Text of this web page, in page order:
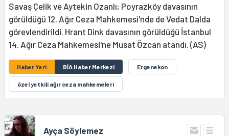
Savaş Çelik ve Aytekin Ozanlı; Poyrazköy davasının
görüldüğü 12. Ağır Ceza Mahkemesi'nde de Vedat Dalda
görevlendirildi. Hrant Dink davasının görüldüğü İstanbul
14. Ağır Ceza Mahkemesi'ne Musat Özcan atandı. (AS)
Haber Yeri BİA Haber Merkezi Ergenekon
özel yetkili ağır ceza mahkemeleri
Ayça Söylemez